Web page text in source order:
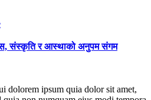
संस्कृति र आस्थाको अनुपम संगम
dolorem ipsum quia dolor sit amet,